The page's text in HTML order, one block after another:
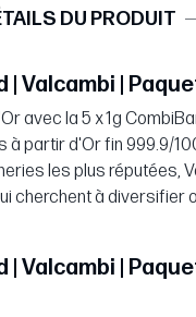
DU PRODUIT
| Valcambi |
avec la 5 x 1g
partir d'Or fin 999.9/
les plus réputées,
cherchent à diversifier
| Valcambi |